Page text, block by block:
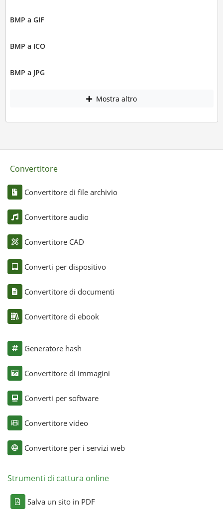
BMP a GIF
BMP a ICO
BMP a JPG
Mostra altro
Convertitore
Convertitore di file archivio
Convertitore audio
Convertitore CAD
Converti per dispositivo
Convertitore di documenti
Convertitore di ebook
Generatore hash
Convertitore di immagini
Converti per software
Convertitore video
Convertitore per i servizi web
Strumenti di cattura online
Salva un sito in PDF